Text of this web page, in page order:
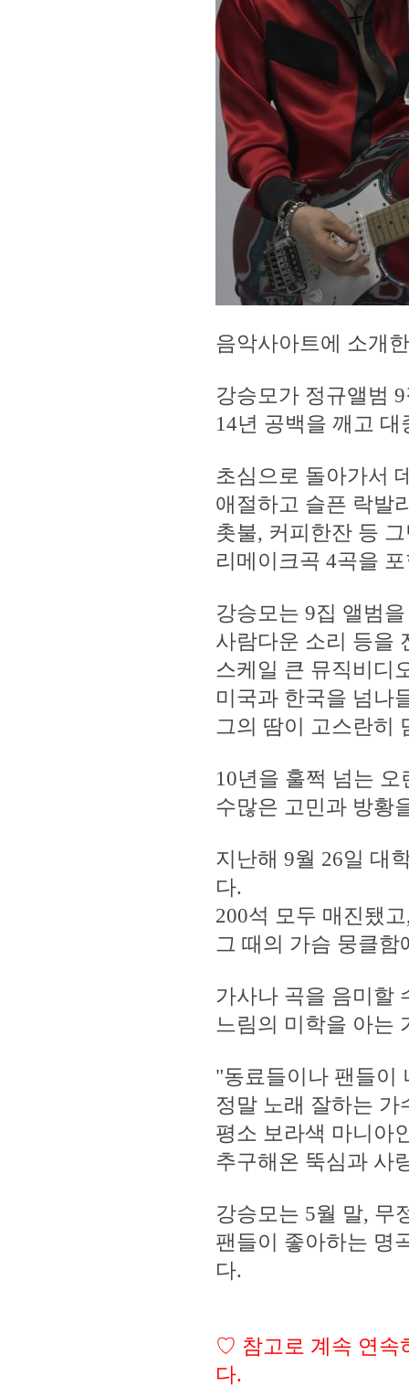
음악사아트에 소개
강승모가 정규앨범
14년 공백을 깨고
초심으로 돌아가서
애절하고 슬픈 락발
촛불, 커피한잔 등
리메이크곡 4곡을
강승모는 9집 앨범
사람다운 소리 등을
스케일 큰 뮤직비디
미국과 한국을 넘나
그의 땀이 고스란히
10년을 훌쩍 넘는
수많은 고민과 방황
지난해 9월 26일 대
다.
200석 모두 매진됐
그 때의 가슴 뭉클함
가사나 곡을 음미할
느림의 미학을 아는
"동료들이나 팬들이
정말 노래 잘하는
평소 보라색 마니아
추구해온 뚝심과 사
강승모는 5월 말, 무
팬들이 좋아하는 명
다.
♡ 참고로 계속 연속
다.